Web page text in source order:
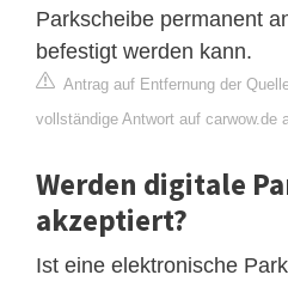
Parkscheibe permanent
befestigt werden kann.
Antrag auf Entfernung der
vollständige Antwort auf carwow.de
Werden digitale
akzeptiert?
Ist eine elektronische